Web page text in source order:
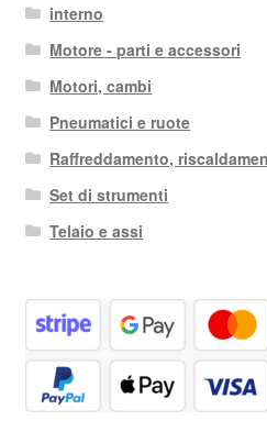
interno
Motore - parti e accessori
Motori, cambi
Pneumatici e ruote
Raffreddamento,
Set di strumenti
Telaio e assi